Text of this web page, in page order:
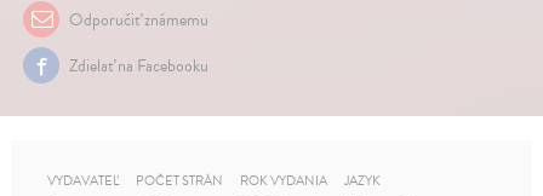
Odporučiť známemu
Zdielať na Facebooku
VYDAVATEĽ POČET STRÁN ROK VYDANIA JAZYK